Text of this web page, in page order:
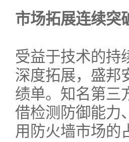
市场拓展连续突
受益于技术的持
深度拓展，盛邦
绩单。知名第三
借检测防御能力
用防火墙市场的